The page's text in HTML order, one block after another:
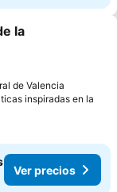
la
de Valencia
inspiradas en la
Ver precios